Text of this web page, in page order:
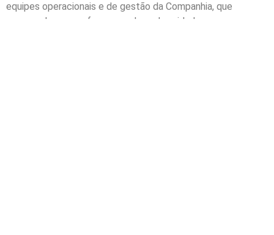
equipes operacionais e de gestão da Companhia, que
acompanham a performance de cada unidade.